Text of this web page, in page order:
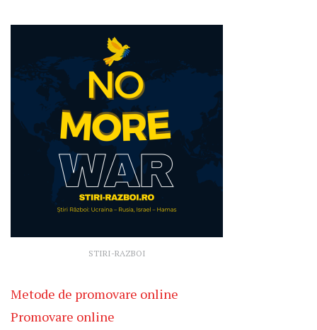
STIRI-RAZBOI
Metode de promovare online
Promovare online